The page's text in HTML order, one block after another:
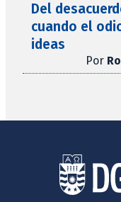
Del
cuando el
ideas
Por